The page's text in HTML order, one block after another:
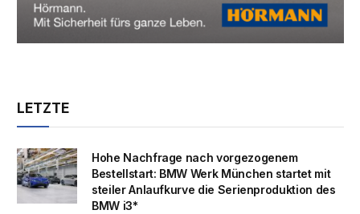
LETZTE
Hohe Nachfrage nach vorgezogenem
Bestellstart: BMW Werk München startet mit
steiler Anlaufkurve die Serienproduktion des
BMW i3*